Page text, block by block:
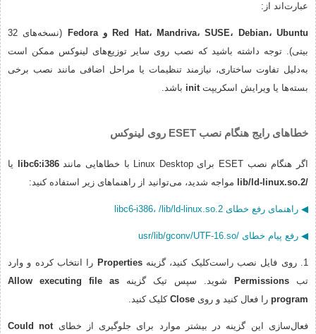
عبارت‌اند از:
Red Hat، Mandriva، SUSE، Debian، Ubuntu و Fedora
(نسخه‌های 32
بیتی). توجه داشته باشید که نصب روی سایر توزیع‌های لینوکس ممکن است
به‌دلیل تفاوت ساختاری، نیازمند تنظیمات یا مراحل اضافی مانند نصب برخی
بسته‌ها یا ویرایش اسکریپتinit باشد.
خطاهای رایج هنگام نصب ESET روی لینوکس
اگر هنگام نصب ESET برای Linux Desktop با خطاهایی مانند libc6:i386
یا
/lib/ld-linux.so.2
مواجه شدید، می‌توانید از راهنماهای زیر استفاده کنید:
◀ راهنمای رفع خطای libc6-i386، /lib/ld-linux.so.2
◀ رفع پیام خطای /usr/lib/gconv/UTF-16.so
1. روی فایل نصب راست‌کلیک کنید، گزینه Properties را انتخاب کرده و وارد
تب Permissions شوید. سپس تیک گزینه Allow executing file as
program را فعال کنید و روی Close کلیک کنید.
فعال‌سازی این گزینه در بیشتر موارد برای جلوگیری از خطایCould not